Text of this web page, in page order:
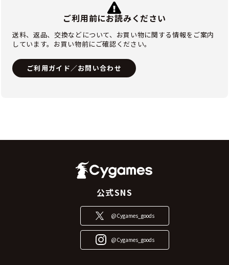
ご利用前にお読みください
送料、返品、交換などについて、お買い物に関する情報をご案内
しています。お買い物前にご確認ください。
ご利用ガイド／お問い合わせ
公式SNS
@Cygames_goods
@Cygames_goods